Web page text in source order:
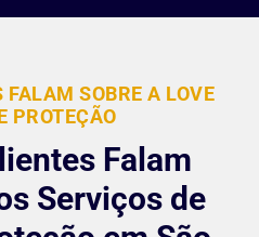
FALAM SOBRE A LOVE
PROTEÇÃO
Falam
Serviços de